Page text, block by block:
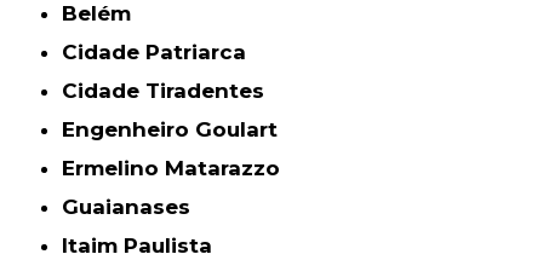
Belém
Cidade Patriarca
Cidade Tiradentes
Engenheiro Goulart
Ermelino Matarazzo
Guaianases
Itaim Paulista